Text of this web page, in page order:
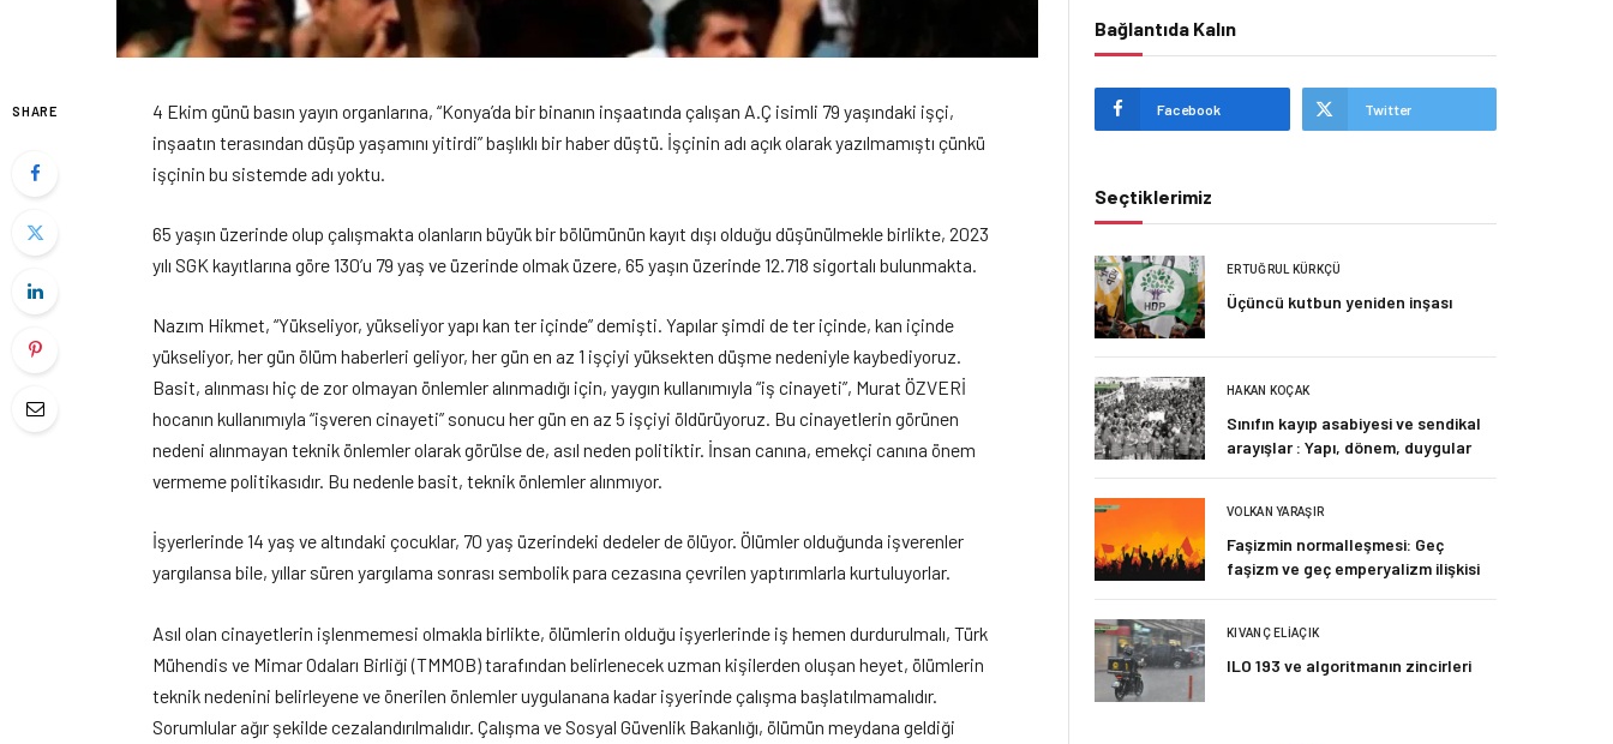
SHARE
4 Ekim günü basın yayın organlarına, “Konya’da bir binanın inşaatında çalışan A.Ç isimli 79 yaşındaki işçi,
inşaatın terasından düşüp yaşamını yitirdi” başlıklı bir haber düştü. İşçinin adı açık olarak yazılmamıştı çünkü
işçinin bu sistemde adı yoktu.
65 yaşın üzerinde olup çalışmakta olanların büyük bir bölümünün kayıt dışı olduğu düşünülmekle birlikte, 2023
yılı SGK kayıtlarına göre 130’u 79 yaş ve üzerinde olmak üzere, 65 yaşın üzerinde 12.718 sigortalı bulunmakta.
Nazım Hikmet, “Yükseliyor, yükseliyor yapı kan ter içinde” demişti. Yapılar şimdi de ter içinde, kan içinde
yükseliyor, her gün ölüm haberleri geliyor, her gün en az 1 işçiyi yüksekten düşme nedeniyle kaybediyoruz.
Basit, alınması hiç de zor olmayan önlemler alınmadığı için, yaygın kullanımıyla “iş cinayeti”, Murat ÖZVERİ
hocanın kullanımıyla “işveren cinayeti” sonucu her gün en az 5 işçiyi öldürüyoruz. Bu cinayetlerin görünen
nedeni alınmayan teknik önlemler olarak görülse de, asıl neden politiktir. İnsan canına, emekçi canına önem
vermeme politikasıdır. Bu nedenle basit, teknik önlemler alınmıyor.
İşyerlerinde 14 yaş ve altındaki çocuklar, 70 yaş üzerindeki dedeler de ölüyor. Ölümler olduğunda işverenler
yargılansa bile, yıllar süren yargılama sonrası sembolik para cezasına çevrilen yaptırımlarla kurtuluyorlar.
Asıl olan cinayetlerin işlenmemesi olmakla birlikte, ölümlerin olduğu işyerlerinde iş hemen durdurulmalı, Türk
Mühendis ve Mimar Odaları Birliği (TMMOB) tarafından belirlenecek uzman kişilerden oluşan heyet, ölümlerin
teknik nedenini belirleyene ve önerilen önlemler uygulanana kadar işyerinde çalışma başlatılmamalıdır.
Sorumlular ağır şekilde cezalandırılmalıdır. Çalışma ve Sosyal Güvenlik Bakanlığı, ölümün meydana geldiği
Bağlantıda Kalın
Facebook Twitter
Seçtiklerimiz
ERTUĞRUL KÜRKÇÜ
Üçüncü kutbun yeniden inşası
HAKAN KOÇAK
Sınıfın kayıp asabiyesi ve sendikal
arayışlar : Yapı, dönem, duygular
VOLKAN YARAŞIR
Faşizmin normalleşmesi: Geç
faşizm ve geç emperyalizm ilişkisi
KIVANÇ ELIAÇIK
ILO 193 ve algoritmanın zincirleri